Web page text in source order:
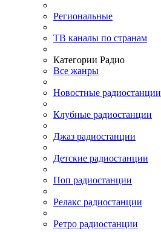
Региональные
ТВ каналы по странам
Категории Радио
Все жанры
Новостные радиостанции
Клубные радиостанции
Джаз радиостанции
Детские радиостанции
Поп радиостанции
Релакс радиостанции
Ретро радиостанции